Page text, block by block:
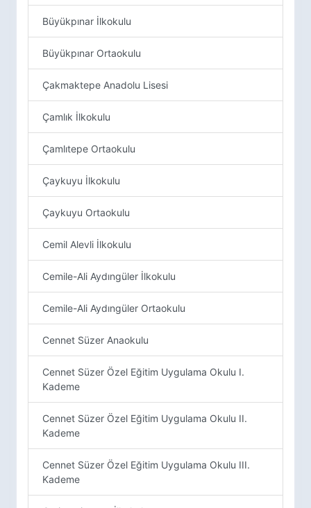
Büyükpınar İlkokulu
Büyükpınar Ortaokulu
Çakmaktepe Anadolu Lisesi
Çamlık İlkokulu
Çamlıtepe Ortaokulu
Çaykuyu İlkokulu
Çaykuyu Ortaokulu
Cemil Alevli İlkokulu
Cemile-Ali Aydıngüler İlkokulu
Cemile-Ali Aydıngüler Ortaokulu
Cennet Süzer Anaokulu
Cennet Süzer Özel Eğitim Uygulama Okulu I.
Kademe
Cennet Süzer Özel Eğitim Uygulama Okulu II.
Kademe
Cennet Süzer Özel Eğitim Uygulama Okulu III.
Kademe